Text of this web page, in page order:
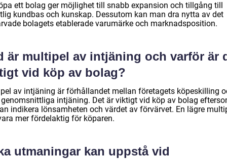
ett bolag ger möjlighet till snabb expansion och tillgång till
kundbas och kunskap. Dessutom kan man dra nytta av det
bolagets etablerade varumärke och marknadsposition.
är multipel av intjäning och varför är
vid köp av bolag?
av intjäning är förhållandet mellan företagets köpeskilling
intjäning. Det är viktigt vid köp av bolag
indikera lönsamheten och värdet av förvärvet. En lägre
mer fördelaktig för köparen.
utmaningar kan uppstå vid